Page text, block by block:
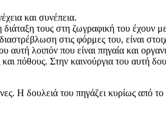
και συνέπεια.
τους στη ζωγραφική του έχουν
στις φόρμες του, είναι
λοιπόν που είναι πηγαία και
πόθους. Στην καινούργια του αυτή
Η δουλειά του πηγάζει κυρίως από